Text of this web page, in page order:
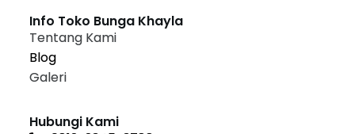
Info Toko Bunga Khayla
Tentang Kami
Blog
Galeri
Hubungi Kami